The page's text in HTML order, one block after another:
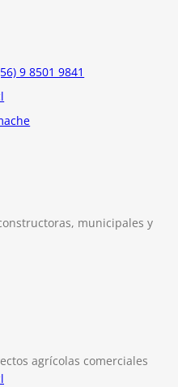
9 8501 9841
municipales y
agrícolas comerciales